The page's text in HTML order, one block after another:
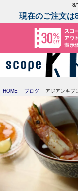
8/
現在のご注文は
HOME ブログ アジアンキブ